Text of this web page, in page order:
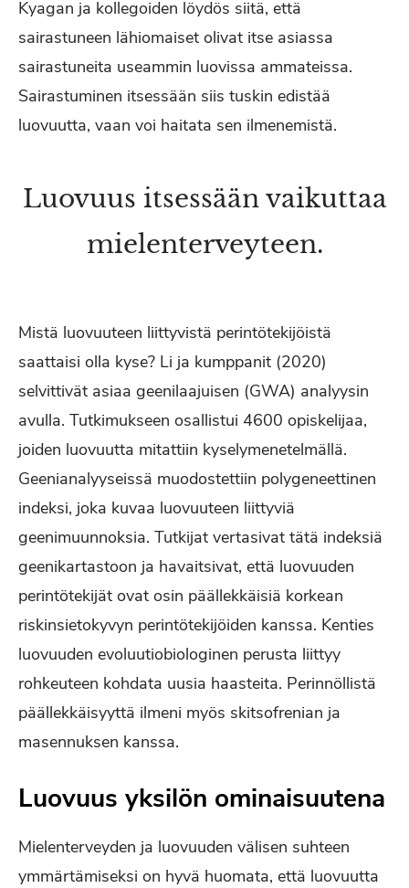
Kyagan ja kollegoiden löydös siitä, että
sairastuneen lähiomaiset olivat itse asiassa
sairastuneita useammin luovissa ammateissa.
Sairastuminen itsessään siis tuskin edistää
luovuutta, vaan voi haitata sen ilmenemistä.
Luovuus itsessään vaikuttaa
mielenterveyteen.
Mistä luovuuteen liittyvistä perintötekijöistä
saattaisi olla kyse? Li ja kumppanit (2020)
selvittivät asiaa geenilaajuisen (GWA) analyysin
avulla. Tutkimukseen osallistui 4600 opiskelijaa,
joiden luovuutta mitattiin kyselymenetelmällä.
Geenianalyyseissä muodostettiin polygeneettinen
indeksi, joka kuvaa luovuuteen liittyviä
geenimuunnoksia. Tutkijat vertasivat tätä indeksiä
geenikartastoon ja havaitsivat, että luovuuden
perintötekijät ovat osin päällekkäisiä korkean
riskinsietokyvyn perintötekijöiden kanssa. Kenties
luovuuden evoluutiobiologinen perusta liittyy
rohkeuteen kohdata uusia haasteita. Perinnöllistä
päällekkäisyyttä ilmeni myös skitsofrenian ja
masennuksen kanssa.
Luovuus yksilön ominaisuutena
Mielenterveyden ja luovuuden välisen suhteen
ymmärtämiseksi on hyvä huomata, että luovuutta